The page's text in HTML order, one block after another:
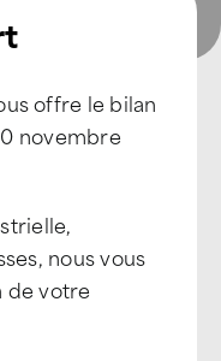
offre le bilan
novembre
nous vous
de votre